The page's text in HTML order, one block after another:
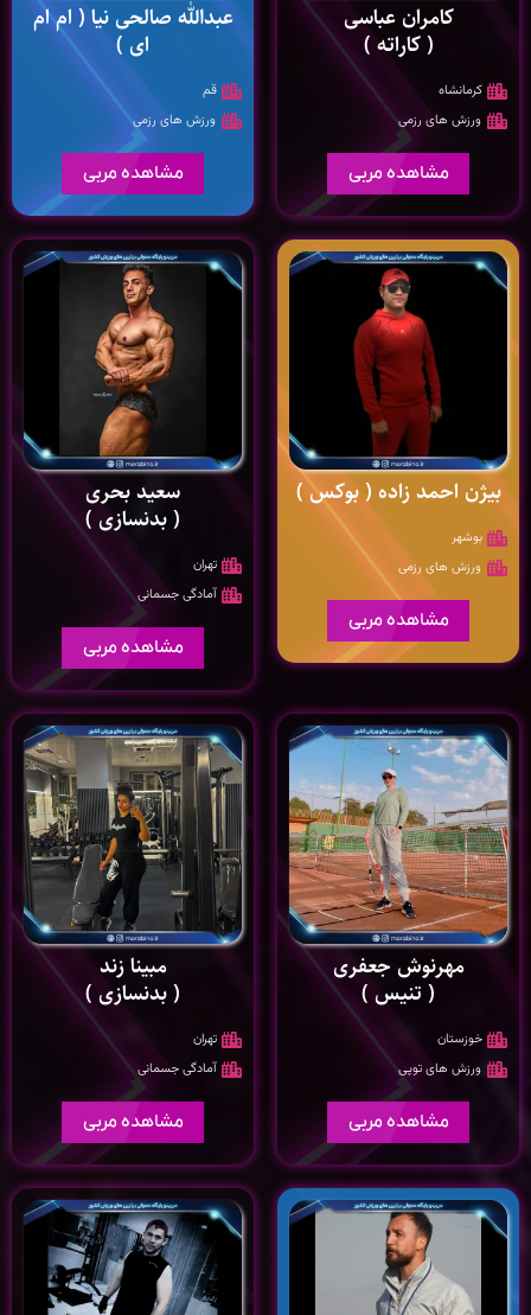
کامران عباسی
( کاراته )
کرمانشاه
ورزش های رزمی
مشاهده مربی
عبدالله صالحی نیا ( ام ام
ای )
قم
ورزش های رزمی
مشاهده مربی
بیژن احمد زاده ( بوکس )
بوشهر
ورزش های رزمی
مشاهده مربی
سعيد بحری
( بدنسازی )
تهران
آمادگی جسمانی
مشاهده مربی
مهرنوش جعفری
( تنیس )
خوزستان
ورزش های توپی
مشاهده مربی
مبینا زند
( بدنسازی )
تهران
آمادگی جسمانی
مشاهده مربی